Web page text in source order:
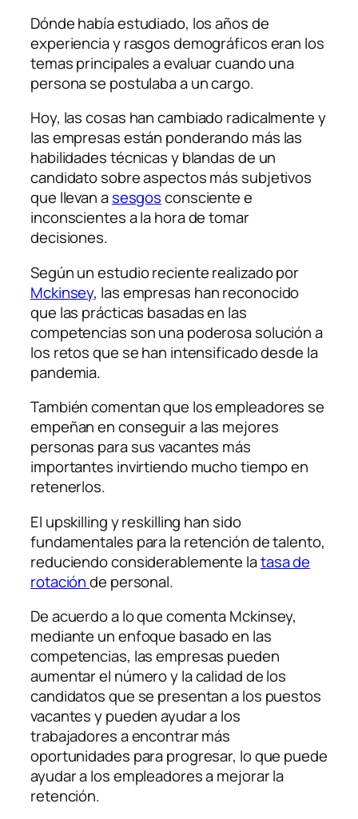
Dónde había estudiado, los años de
experiencia y rasgos demográficos eran los
temas principales a evaluar cuando una
persona se postulaba a un cargo.
Hoy, las cosas han cambiado radicalmente y
las empresas están ponderando más las
habilidades técnicas y blandas de un
candidato sobre aspectos más subjetivos
que llevan asesgosconsciente e
inconscientes a la hora de tomar
decisiones.
Según un estudio reciente realizado por
Mckinsey, las empresas han reconocido
que las prácticas basadas en las
competencias son una poderosa solución a
los retos que se han intensificado desde la
pandemia.
También comentan que los empleadores se
empeñan en conseguir a las mejores
personas para sus vacantes más
importantes invirtiendo mucho tiempo en
retenerlos.
El upskilling y reskilling han sido
fundamentales para la retención de talento,
reduciendo considerablemente latasa de
rotaciónde personal.
De acuerdo a lo que comenta Mckinsey,
mediante un enfoque basado en las
competencias, las empresas pueden
aumentar el número y la calidad de los
candidatos que se presentan a los puestos
vacantes y pueden ayudar a los
trabajadores a encontrar más
oportunidades para progresar, lo que puede
ayudar a los empleadores a mejorar la
retención.